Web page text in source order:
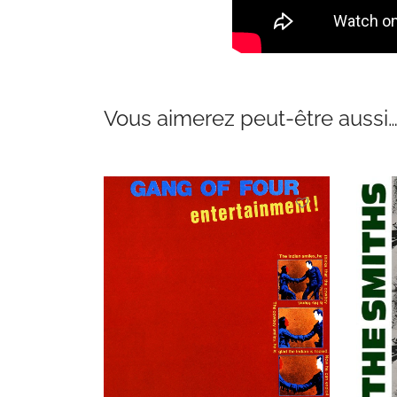
Vous aimerez peut-être aussi…